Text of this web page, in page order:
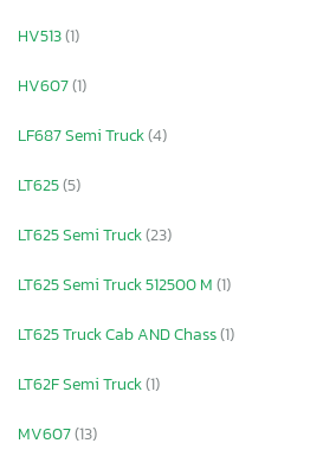
HV513(1)
HV607(1)
LF687 Semi Truck(4)
LT625(5)
LT625 Semi Truck(23)
LT625 Semi Truck 512500 M(1)
LT625 Truck Cab AND Chass(1)
LT62F Semi Truck(1)
MV607(13)